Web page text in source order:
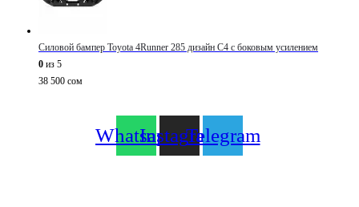
Силовой бампер Toyota 4Runner 285 дизайн C4 с боковым усилением
0 из 5
38 500 сом
WhatsappInstagramTelegram